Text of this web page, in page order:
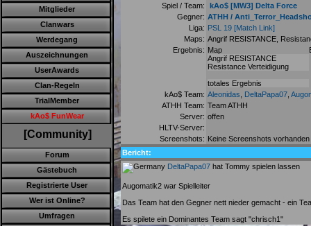
Mitglieder
Clanwars
Werdegang
Auszeichnungen
UserAwards
Clan-Regeln
TrialMember
kAo$ FunWear
[Community]
Forum
Gästebuch
Registrierte User
Wer ist Online?
Umfragen
Spiel / Team:
kAo$ [MW3] Delta Force
Gegner: ATHH /
Liga: PSL 19 [Match Link]
Maps: Angrif RESISTANCE,
Ergebnis: Map
Angrif RESISTANCE
Resistance Verteidigung
totales Ergebnis
kAo$ Team: Aleonidas DeltaPapa07
ATHH Team: Team ATHH
Server: offen
HLTV-Server:
Screenshots: Keine Screenshots vorhanden
Bericht:
DeltaPapa07 hat Tommy spielen lassen
Augomatik2 war Spielleiter
Das Team hat den Gegner nett nieder gemacht - ein
Es spilete ein Dominantes Team sagt "chrisch1"